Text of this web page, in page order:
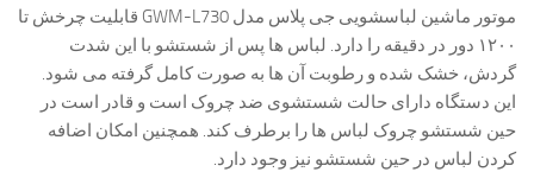
موتور ماشین لباسشویی جی پلاس مدل GWM-L730 قابلیت چرخش تا
۱۲۰۰ دور در دقیقه را دارد. لباس ها پس از شستشو با این شدت
گردش، خشک شده و رطوبت آن ها به صورت کامل گرفته می شود.
این دستگاه دارای حالت شستشوی ضد چروک است و قادر است در
حین شستشو چروک لباس ها را برطرف کند. همچنین امکان اضافه
کردن لباس در حین شستشو نیز وجود دارد.